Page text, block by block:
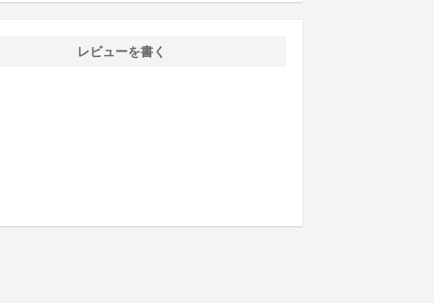
レビューを書く